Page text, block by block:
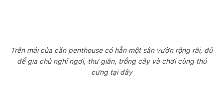
Trên mái của căn penthouse có hẳn một sân vườn rộng rãi, đủ
để gia chủ nghỉ ngơi, thư giãn, trồng cây và chơi cùng thú
cưng tại đây